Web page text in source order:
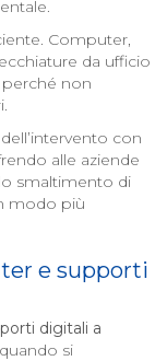
Computer,
da ufficio
non
con
alle aziende
smaltimento di
modo più
e supporti
digitali a
si